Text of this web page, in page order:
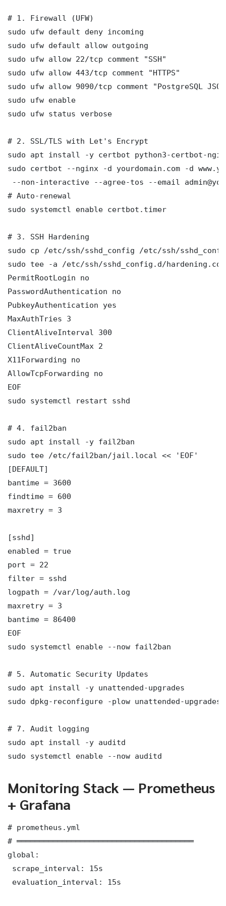
# 1. Firewall (UFW)
sudo ufw default deny incoming
sudo ufw default allow outgoing
sudo ufw allow 22/tcp comment "SSH"
sudo ufw allow 443/tcp comment "HTTPS"
sudo ufw allow 9090/tcp comment "PostgreSQL
sudo ufw enable
sudo ufw status verbose
# 2. SSL/TLS with Let's Encrypt
sudo apt install -y certbot python3-certbot-
sudo certbot --nginx -d yourdomain.com -d
--non-interactive --agree-tos --email
# Auto-renewal
sudo systemctl enable certbot.timer
# 3. SSH Hardening
sudo cp /etc/ssh/sshd_config /etc/ssh/
sudo tee -a /etc/ssh/sshd_config.d/
PermitRootLogin no
PasswordAuthentication no
PubkeyAuthentication yes
MaxAuthTries 3
ClientAliveInterval 300
ClientAliveCountMax 2
X11Forwarding no
AllowTcpForwarding no
EOF
sudo systemctl restart sshd
# 4. fail2ban
sudo apt install -y fail2ban
sudo tee /etc/fail2ban/jail.local << 'EOF'
[DEFAULT]
bantime = 3600
findtime = 600
maxretry = 3
[sshd]
enabled = true
port = 22
filter = sshd
logpath = /var/log/auth.log
maxretry = 3
bantime = 86400
EOF
sudo systemctl enable --now fail2ban
# 5. Automatic Security Updates
sudo apt install -y unattended-upgrades
sudo dpkg-reconfigure -plow unattended-upgrades
# 7. Audit logging
sudo apt install -y auditd
sudo systemctl enable --now auditd
Monitoring Stack — Prometheus
+ Grafana
# prometheus.yml
# ═══════════════════════════════════════
global:
scrape_interval: 15s
evaluation_interval: 15s